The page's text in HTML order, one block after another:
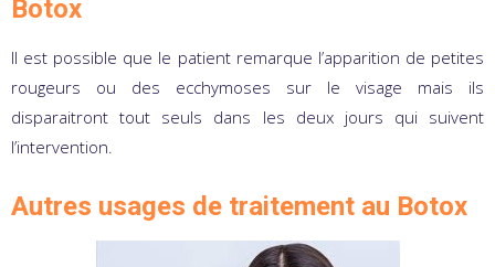
Botox
Il est possible que le patient remarque l’apparition de petites
rougeurs ou des ecchymoses sur le visage mais ils
disparaitront tout seuls dans les deux jours qui suivent
l’intervention.
Autres usages de traitement au Botox